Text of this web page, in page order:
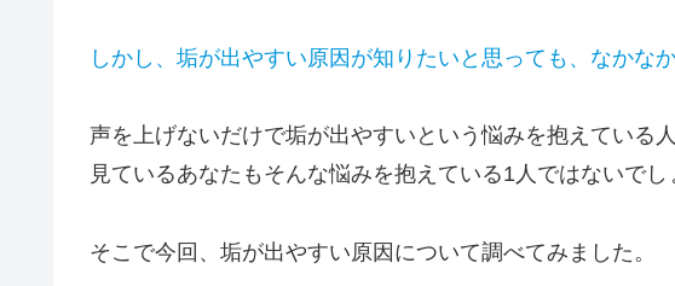
しかし、垢が出やすい原因が知りたいと思っても、なかな
声を上げないだけで垢が出やすいという悩みを抱えている
見ているあなたもそんな悩みを抱えている1人ではないでし
そこで今回、垢が出やすい原因について調べてみました。